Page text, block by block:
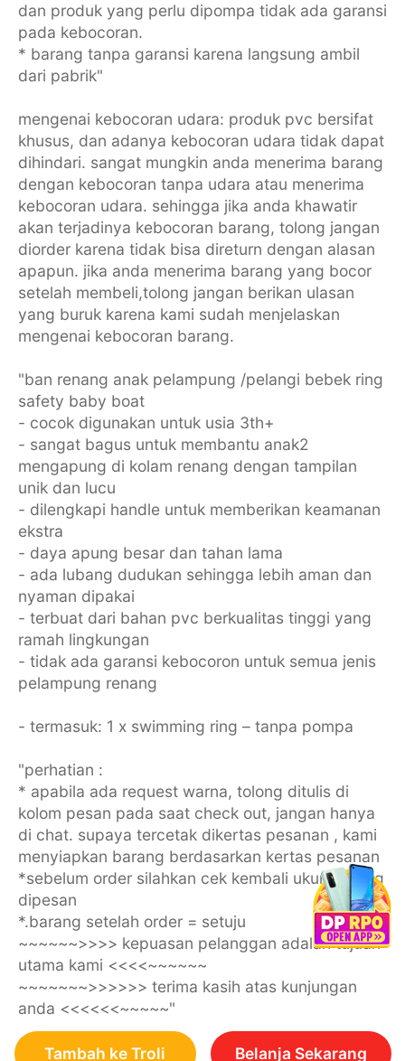
dan produk yang perlu dipompa tidak ada garansi
pada kebocoran.
* barang tanpa garansi karena langsung ambil
dari pabrik"
mengenai kebocoran udara: produk pvc bersifat
khusus, dan adanya kebocoran udara tidak dapat
dihindari. sangat mungkin anda menerima barang
dengan kebocoran tanpa udara atau menerima
kebocoran udara. sehingga jika anda khawatir
akan terjadinya kebocoran barang, tolong jangan
diorder karena tidak bisa direturn dengan alasan
apapun. jika anda menerima barang yang bocor
setelah membeli,tolong jangan berikan ulasan
yang buruk karena kami sudah menjelaskan
mengenai kebocoran barang.
"ban renang anak pelampung /pelangi bebek ring
safety baby boat
- cocok digunakan untuk usia 3th+
- sangat bagus untuk membantu anak2
mengapung di kolam renang dengan tampilan
unik dan lucu
- dilengkapi handle untuk memberikan keamanan
ekstra
- daya apung besar dan tahan lama
- ada lubang dudukan sehingga lebih aman dan
nyaman dipakai
- terbuat dari bahan pvc berkualitas tinggi yang
ramah lingkungan
- tidak ada garansi kebocoron untuk semua jenis
pelampung renang
- termasuk: 1 x swimming ring – tanpa pompa
"perhatian :
* apabila ada request warna, tolong ditulis di
kolom pesan pada saat check out, jangan hanya
di chat. supaya tercetak dikertas pesanan , kami
menyiapkan barang berdasarkan kertas pesanan
*sebelum order silahkan cek kembali ukuran yang
dipesan
*.barang setelah order = setuju
~~~~~~>>>> kepuasan pelanggan adalah tujuan
utama kami <<<<~~~~~~
~~~~~~~>>>>>> terima kasih atas kunjungan
anda <<<<<<~~~~~"
Tambah ke Troli Belanja Sekarang